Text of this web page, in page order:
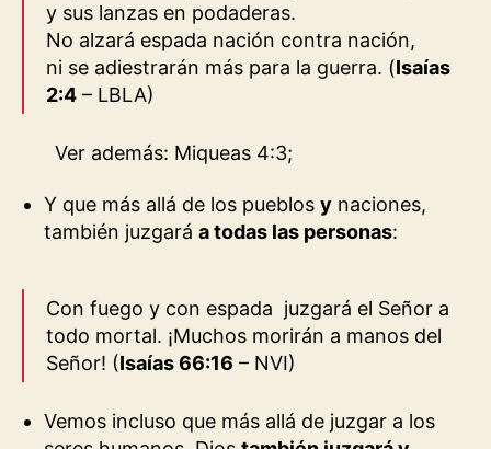
y sus lanzas en podaderas.
No alzará espada nación contra nación,
ni se adiestrarán más para la guerra. (Isaías
2:4 – LBLA)
Ver además: Miqueas 4:3;
Y que más allá de los pueblos y naciones,
también juzgará a todas las personas:
Con fuego y con espada juzgará el Señor a
todo mortal. ¡Muchos morirán a manos del
Señor! (Isaías 66:16 – NVI)
Vemos incluso que más allá de juzgar a los